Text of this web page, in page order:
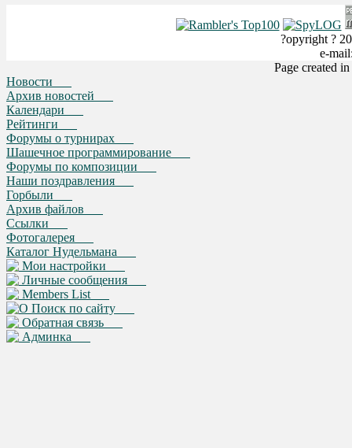
?opyright ?
e-
Page created
Новости
Архив новостей
Календари
Рейтинги
Форумы о турнирах
Шашечное программирование
Форумы по композиции
Наши поздравления
Горбыли
Архив файлов
Ссылки
Фотогалерея
Каталог Нудельмана
Мои настройки
Личные сообщения
Members List
Поиск по сайту
Обратная связь
Админка